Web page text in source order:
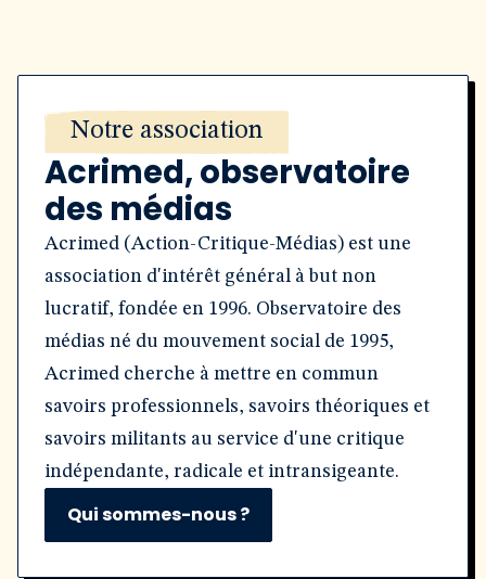
Notre association
Acrimed, observatoire
des médias
Acrimed (Action-Critique-Médias) est une
association d'intérêt général à but non
lucratif, fondée en 1996. Observatoire des
médias né du mouvement social de 1995,
Acrimed cherche à mettre en commun
savoirs professionnels, savoirs théoriques et
savoirs militants au service d'une critique
indépendante, radicale et intransigeante.
Qui sommes-nous ?